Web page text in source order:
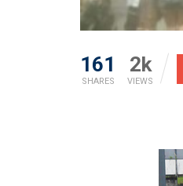
161
SHARES
2k
VIEWS